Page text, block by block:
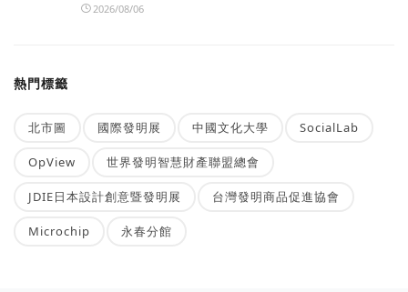
2026/08/06
熱門標籤
北市圖 國際發明展 中國文化大學 SocialLab
OpView 世界發明智慧財產聯盟總會
JDIE日本設計創意暨發明展 台灣發明商品促進協會
Microchip 永春分館